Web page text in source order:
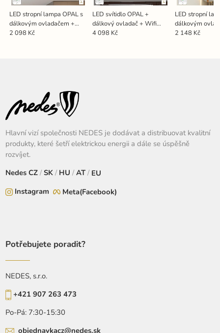
LED stropní lampa OPAL s
dálkovým ovladačem +
Wifi 48W - LC902S
2 098 Kč
LED svítidlo OPAL +
dálkový ovladač + Wifi
48W - LC942W
4 098 Kč
LED stropní
dálkovým
Wifi 48W -
2 148 Kč
Hlavní vizí společnosti NEDES je dodávat a distribuovat kvalitní
produkty, které šetří elektrickou energii a dále se úspěšně
rozvíjet.
NedesCZ/SK/HU /AT/ EU
Instagram
Meta(Facebook)
Potřebujete poradit?
NEDES, s.r.o.
+421 907 263 473
Po-Pá: 7:30-15:30
objednavkacz@nedes.sk